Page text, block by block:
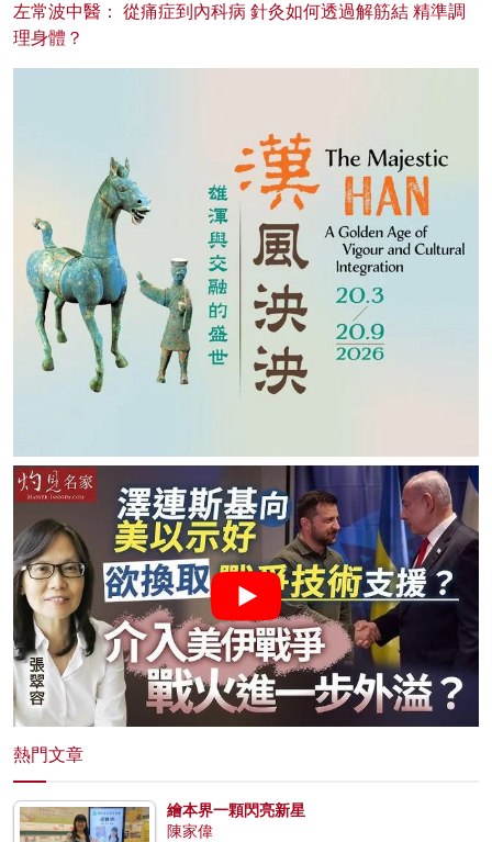
左常波中醫： 從痛症到內科病 針灸如何透過解筋結 精準調
理身體？
熱門文章
繪本界一顆閃亮新星
陳家偉